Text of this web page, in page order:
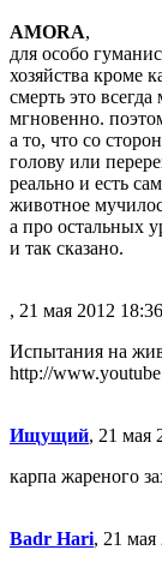
AMORA,
для особо
хозяйства кроме
смерть это
мгновенно.
а то, что со
голову или
реально и есть
животное
а про остальных
и так сказано.
, 21 мая 2012 18:36
Испытания на
http://
Ищущий, 21 мая
карпа жареного
Badr Hari, 21 мая